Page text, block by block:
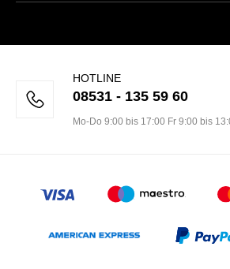
HOTLINE
08531 - 135 59 60
Mo-Do 9:00 bis 17:00 Fr 9:00 bis